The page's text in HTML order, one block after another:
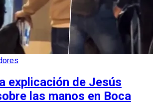
explicación de Jesús
las manos en Boca